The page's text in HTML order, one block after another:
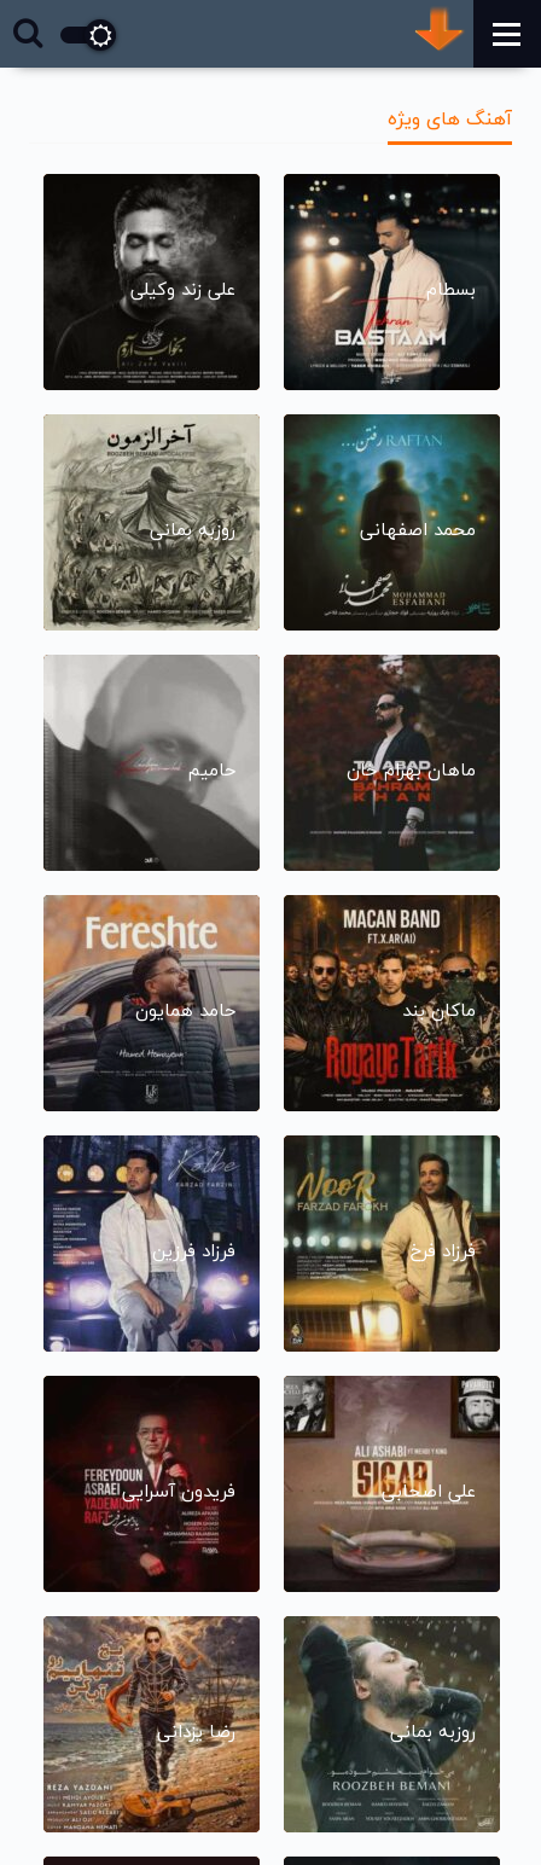
آهنگ های ویژه
بسطام علی زند وکیلی
محمد اصفهانی روزبه بمانی
ماهان بهرام خان حامیم
ماکان بند حامد همایون
فرزاد فرخ فرزاد فرزین
علی اصحابی فریدون آسرایی
روزبه بمانی رضا یزدانی